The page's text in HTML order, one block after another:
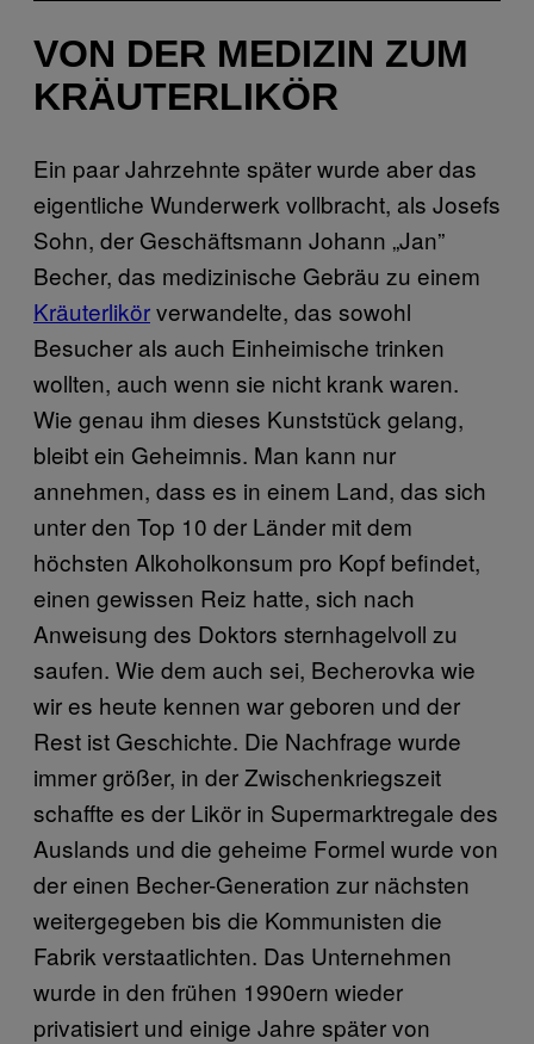
VON DER MEDIZIN ZUM
KRÄUTERLIKÖR
Ein paar Jahrzehnte später wurde aber das
eigentliche Wunderwerk vollbracht, als Josefs
Sohn, der Geschäftsmann Johann „Jan”
Becher, das medizinische Gebräu zu einem
Kräuterlikörverwandelte, das sowohl
Besucher als auch Einheimische trinken
wollten, auch wenn sie nicht krank waren.
Wie genau ihm dieses Kunststück gelang,
bleibt ein Geheimnis. Man kann nur
annehmen, dass es in einem Land, das sich
unter den Top 10 der Länder mit dem
höchsten Alkoholkonsum pro Kopf befindet,
einen gewissen Reiz hatte, sich nach
Anweisung des Doktors sternhagelvoll zu
saufen. Wie dem auch sei, Becherovka wie
wir es heute kennen war geboren und der
Rest ist Geschichte. Die Nachfrage wurde
immer größer, in der Zwischenkriegszeit
schaffte es der Likör in Supermarktregale des
Auslands und die geheime Formel wurde von
der einen Becher-Generation zur nächsten
weitergegeben bis die Kommunisten die
Fabrik verstaatlichten. Das Unternehmen
wurde in den frühen 1990ern wieder
privatisiert und einige Jahre später von